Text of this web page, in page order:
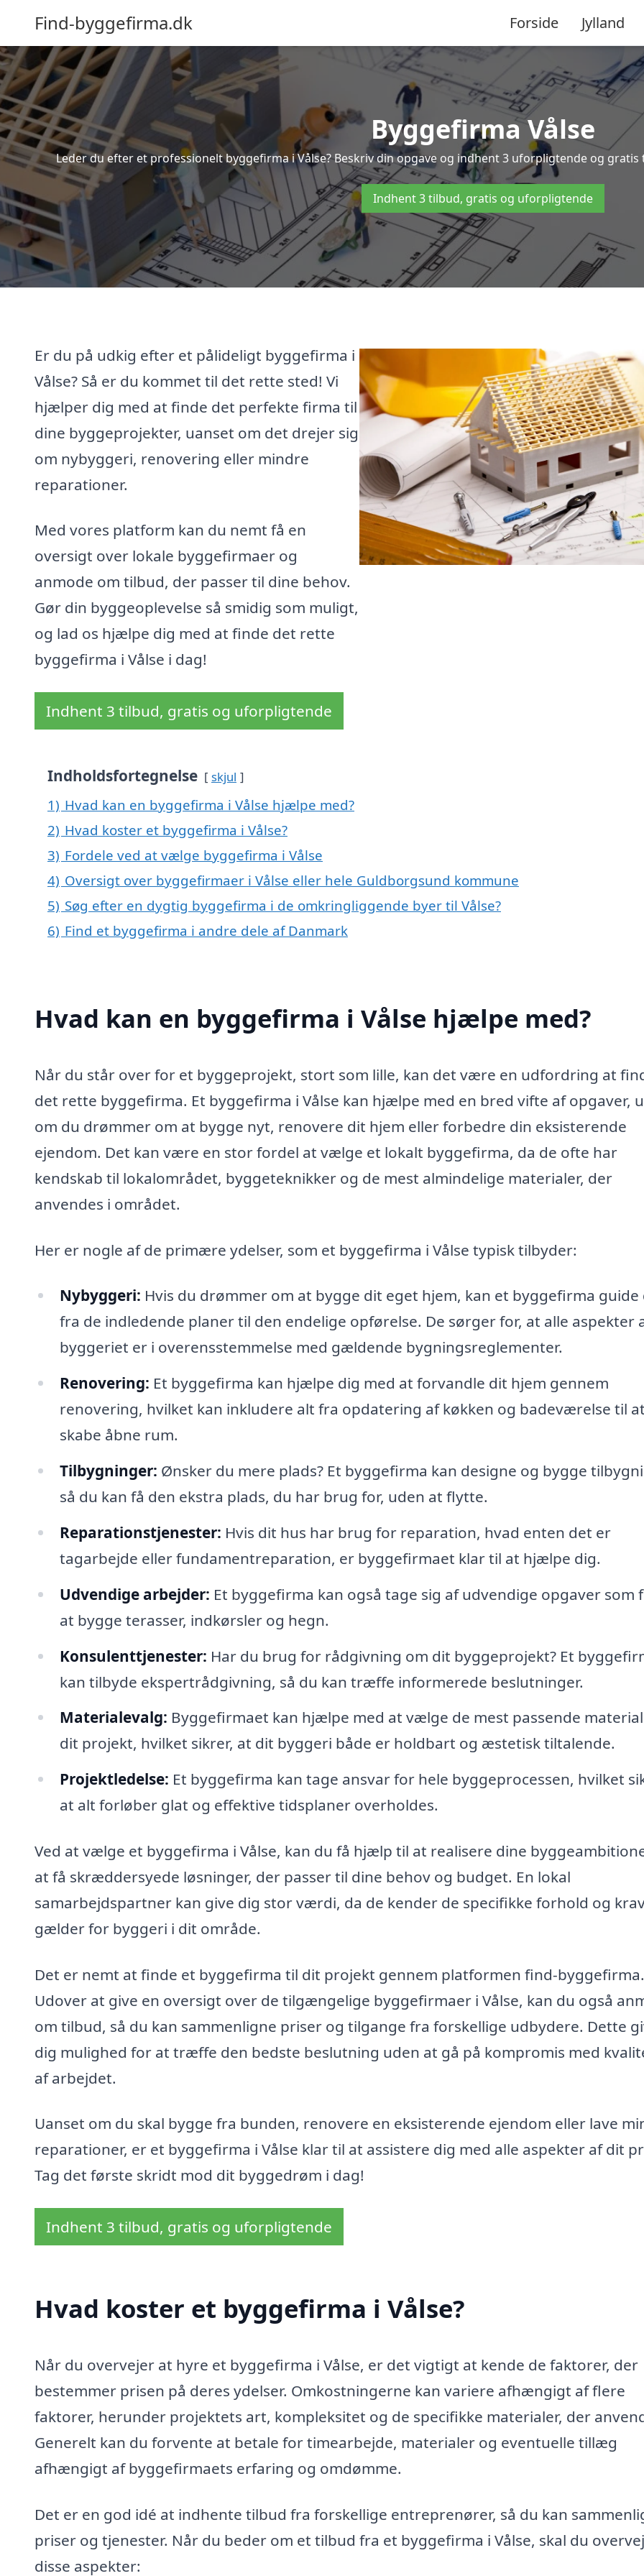
Find-byggefirma.dk Forside Jylland
Byggefirma Vålse
Leder du efter et professionelt byggefirma i Vålse? Beskriv din opgave og indhent 3 uforpligtende og
Indhent 3 tilbud, gratis og uforpligtende
Er du på udkig efter et pålideligt byggefirma i
Vålse? Så er du kommet til det rette sted! Vi
hjælper dig med at finde det perfekte firma til
dine byggeprojekter, uanset om det drejer sig
om nybyggeri, renovering eller mindre
reparationer.
Med vores platform kan du nemt få en
oversigt over lokale byggefirmaer og
anmode om tilbud, der passer til dine behov.
Gør din byggeoplevelse så smidig som muligt,
og lad os hjælpe dig med at finde det rette
byggefirma i Vålse i dag!
Indhent 3 tilbud, gratis og uforpligtende
Indholdsfortegnelse skjul
1) Hvad kan en byggefirma i Vålse hjælpe med?
2) Hvad koster et byggefirma i Vålse?
3) Fordele ved at vælge byggefirma i Vålse
4) Oversigt over byggefirmaer i Vålse eller hele Guldborgsund kommune
5) Søg efter en dygtig byggefirma i de omkringliggende byer til Vålse?
6) Find et byggefirma i andre dele af Danmark
Hvad kan en byggefirma i Vålse hjælpe med?
Når du står over for et byggeprojekt, stort som lille, kan det være en udfordring at
det rette byggefirma. Et byggefirma i Vålse kan hjælpe med en bred vifte af opgaver,
om du drømmer om at bygge nyt, renovere dit hjem eller forbedre din eksisterende
ejendom. Det kan være en stor fordel at vælge et lokalt byggefirma, da de ofte har
kendskab til lokalområdet, byggeteknikker og de mest almindelige materialer, der
anvendes i området.
Her er nogle af de primære ydelser, som et byggefirma i Vålse typisk tilbyder:
Nybyggeri: Hvis du drømmer om at bygge dit eget hjem, kan et byggefirma guide
fra de indledende planer til den endelige opførelse. De sørger for, at alle aspekter
byggeriet er i overensstemmelse med gældende bygningsreglementer.
Renovering: Et byggefirma kan hjælpe dig med at forvandle dit hjem gennem
renovering, hvilket kan inkludere alt fra opdatering af køkken og badeværelse til at
skabe åbne rum.
Tilbygninger: Ønsker du mere plads? Et byggefirma kan designe og bygge
så du kan få den ekstra plads, du har brug for, uden at flytte.
Reparationstjenester: Hvis dit hus har brug for reparation, hvad enten det er
tagarbejde eller fundamentreparation, er byggefirmaet klar til at hjælpe dig.
Udvendige arbejder: Et byggefirma kan også tage sig af udvendige opgaver som
at bygge terasser, indkørsler og hegn.
Konsulenttjenester: Har du brug for rådgivning om dit byggeprojekt? Et
kan tilbyde ekspertrådgivning, så du kan træffe informerede beslutninger.
Materialevalg: Byggefirmaet kan hjælpe med at vælge de mest passende
dit projekt, hvilket sikrer, at dit byggeri både er holdbart og æstetisk tiltalende.
Projektledelse: Et byggefirma kan tage ansvar for hele byggeprocessen, hvilket
at alt forløber glat og effektive tidsplaner overholdes.
Ved at vælge et byggefirma i Vålse, kan du få hjælp til at realisere dine
at få skræddersyede løsninger, der passer til dine behov og budget. En lokal
samarbejdspartner kan give dig stor værdi, da de kender de specifikke forhold og
gælder for byggeri i dit område.
Det er nemt at finde et byggefirma til dit projekt gennem platformen find-
Udover at give en oversigt over de tilgængelige byggefirmaer i Vålse, kan du også
om tilbud, så du kan sammenligne priser og tilgange fra forskellige udbydere. Dette
dig mulighed for at træffe den bedste beslutning uden at gå på kompromis med
af arbejdet.
Uanset om du skal bygge fra bunden, renovere en eksisterende ejendom eller lave
reparationer, er et byggefirma i Vålse klar til at assistere dig med alle aspekter af dit
Tag det første skridt mod dit byggedrøm i dag!
Indhent 3 tilbud, gratis og uforpligtende
Hvad koster et byggefirma i Vålse?
Når du overvejer at hyre et byggefirma i Vålse, er det vigtigt at kende de faktorer, der
bestemmer prisen på deres ydelser. Omkostningerne kan variere afhængigt af flere
faktorer, herunder projektets art, kompleksitet og de specifikke materialer, der
Generelt kan du forvente at betale for timearbejde, materialer og eventuelle tillæg
afhængigt af byggefirmaets erfaring og omdømme.
Det er en god idé at indhente tilbud fra forskellige entreprenører, så du kan
priser og tjenester. Når du beder om et tilbud fra et byggefirma i Vålse, skal du
disse aspekter: